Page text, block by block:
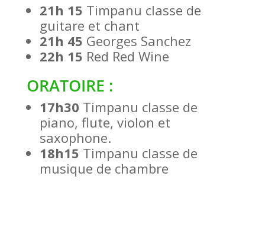
21h 15 Timpanu classe de
guitare et chant
21h 45 Georges Sanchez
22h 15 Red Red Wine
ORATOIRE :
17h30 Timpanu classe de
piano, flute, violon et
saxophone.
18h15 Timpanu classe de
musique de chambre